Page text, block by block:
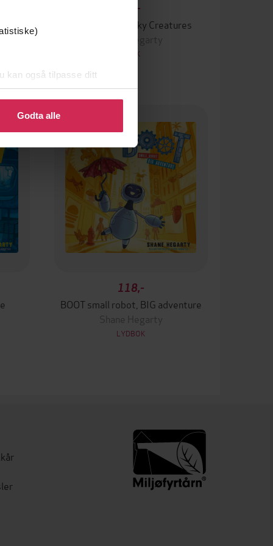
kan også tilpasse ditt
eller endre ditt samtykke.
Godta alle
94,-
BOOT: The Creaky Creatures
Shane Hegarty
EBOK
118,-
BOOT small robot, BIG adventure
Shane Hegarty
LYDBOK